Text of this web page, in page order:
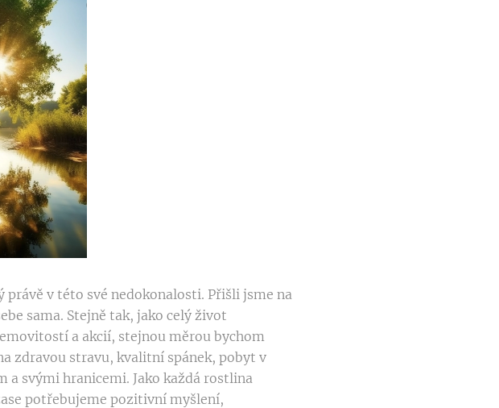
právě v této své nedokonalosti. Přišli jsme na
sama. Stejně tak, jako celý život
a akcií, stejnou měrou bychom
zdravou stravu, kvalitní spánek, pobyt v
a svými hranicemi. Jako každá rostlina
potřebujeme pozitivní myšlení,